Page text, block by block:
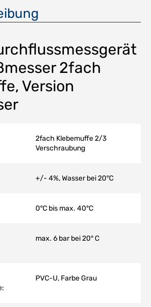
2fach
Version
2fach Klebemuffe 2/3
Verschraubung
+/- 4%, Wasser bei 20°C
0°C bis max. 40°C
max. 6 bar bei 20° C
PVC-U, Farbe Grau